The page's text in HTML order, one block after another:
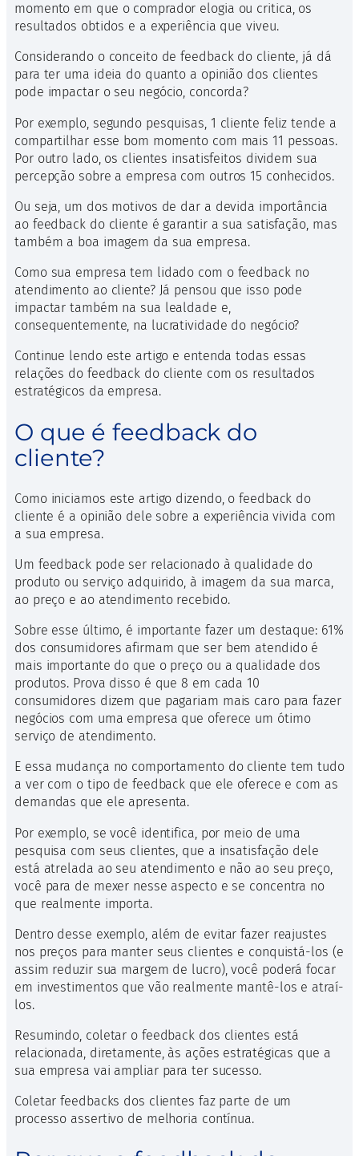
momento em que o comprador elogia ou critica, os
resultados obtidos e a experiência que viveu.
Considerando o conceito de feedback do cliente, já dá
para ter uma ideia do quanto a opinião dos clientes
pode impactar o seu negócio, concorda?
Por exemplo, segundo pesquisas, 1 cliente feliz tende a
compartilhar esse bom momento com mais 11 pessoas.
Por outro lado, os clientes insatisfeitos dividem sua
percepção sobre a empresa com outros 15 conhecidos.
Ou seja, um dos motivos de dar a devida importância
ao feedback do cliente é garantir a sua satisfação, mas
também a boa imagem da sua empresa.
Como sua empresa tem lidado com o feedback no
atendimento ao cliente? Já pensou que isso pode
impactar também na sua lealdade e,
consequentemente, na lucratividade do negócio?
Continue lendo este artigo e entenda todas essas
relações do feedback do cliente com os resultados
estratégicos da empresa.
O que é feedback do
cliente?
Como iniciamos este artigo dizendo, o feedback do
cliente é a opinião dele sobre a experiência vivida com
a sua empresa.
Um feedback pode ser relacionado à qualidade do
produto ou serviço adquirido, à imagem da sua marca,
ao preço e ao atendimento recebido.
Sobre esse último, é importante fazer um destaque: 61%
dos consumidores afirmam que ser bem atendido é
mais importante do que o preço ou a qualidade dos
produtos. Prova disso é que 8 em cada 10
consumidores dizem que pagariam mais caro para fazer
negócios com uma empresa que oferece um ótimo
serviço de atendimento.
E essa mudança no comportamento do cliente tem tudo
a ver com o tipo de feedback que ele oferece e com as
demandas que ele apresenta.
Por exemplo, se você identifica, por meio de uma
pesquisa com seus clientes, que a insatisfação dele
está atrelada ao seu atendimento e não ao seu preço,
você para de mexer nesse aspecto e se concentra no
que realmente importa.
Dentro desse exemplo, além de evitar fazer reajustes
nos preços para manter seus clientes e conquistá-los (e
assim reduzir sua margem de lucro), você poderá focar
em investimentos que vão realmente mantê-los e atraí-
los.
Resumindo, coletar o feedback dos clientes está
relacionada, diretamente, às ações estratégicas que a
sua empresa vai ampliar para ter sucesso.
Coletar feedbacks dos clientes faz parte de um
processo assertivo de melhoria contínua.